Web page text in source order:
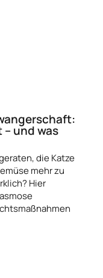
und was
die Katze
mehr zu
Hier